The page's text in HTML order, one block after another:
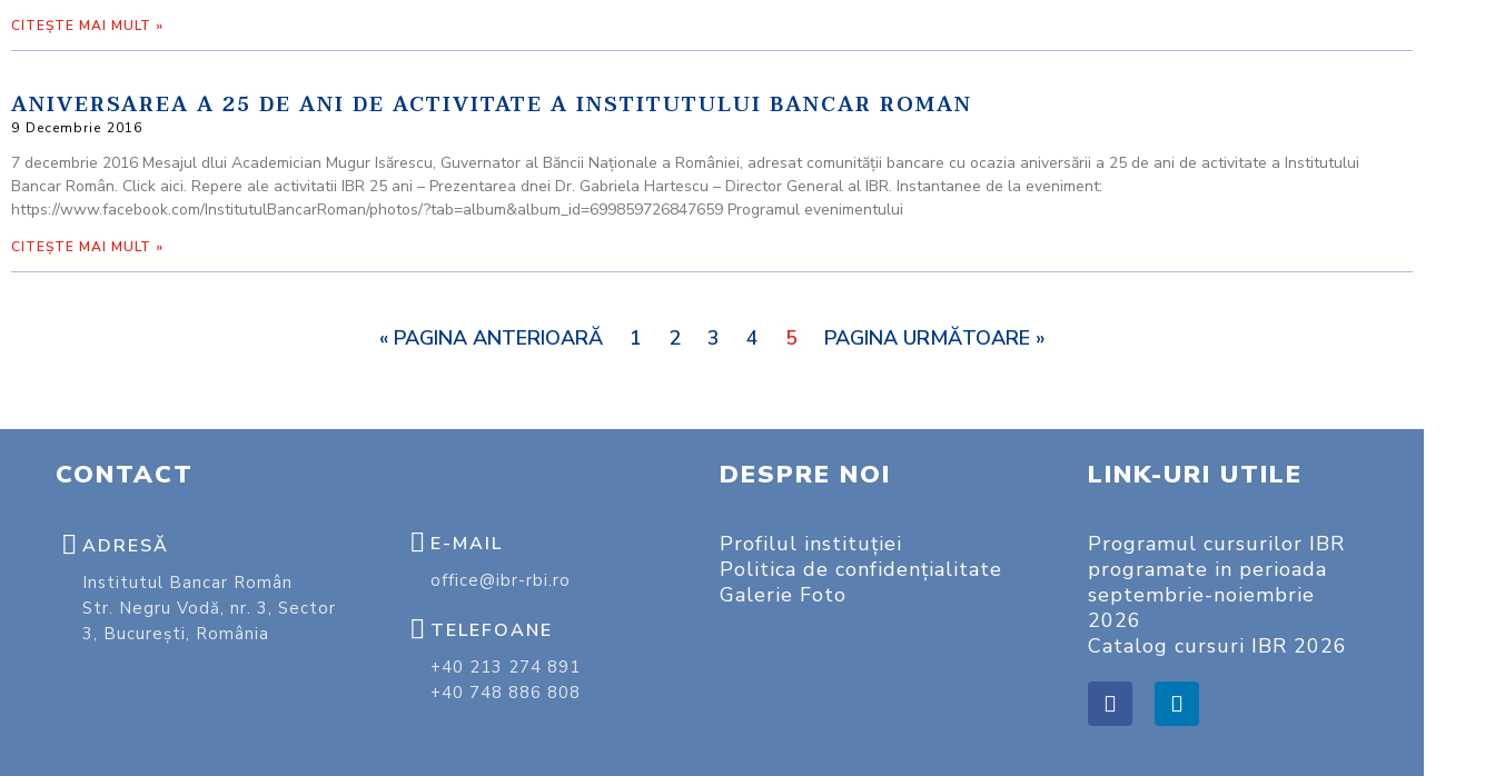
CITEȘTE MAI MULT »
ANIVERSAREA A 25 DE ANI DE ACTIVITATE A INSTITUTULUI BANCAR ROMAN
9 Decembrie 2016
7 decembrie 2016 Mesajul dlui Academician Mugur Isărescu, Guvernator al Băncii Naţionale a României, adresat comunităţii bancare cu ocazia aniversării a 25 de ani de activitate a Institutului
Bancar Român. Click aici. Repere ale activitatii IBR 25 ani – Prezentarea dnei Dr. Gabriela Hartescu – Director General al IBR. Instantanee de la eveniment:
https://www.facebook.com/InstitutulBancarRoman/photos/?tab=album&album_id=699859726847659 Programul evenimentului
CITEȘTE MAI MULT »
« PAGINA ANTERIOARĂ 1 2 3 4 5 PAGINA URMĂTOARE »
CONTACT
ADRESĂ
Institutul Bancar Român
Str. Negru Vodă, nr. 3, Sector
3, București, România
E-MAIL
office@ibr-rbi.ro
TELEFOANE
+40 213 274 891
+40 748 886 808
DESPRE NOI
Profilul instituţiei
Politica de confidențialitate
Galerie Foto
LINK-URI UTILE
Programul cursurilor IBR
programate in perioada
septembrie-noiembrie
2026
Catalog cursuri IBR 2026